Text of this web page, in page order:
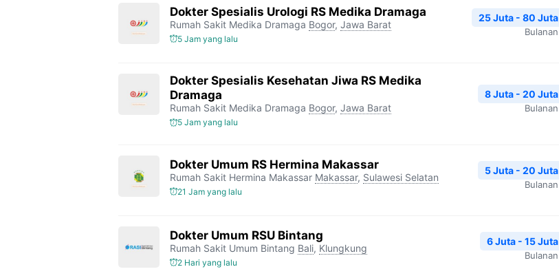
Dokter Spesialis Urologi RS Medika Dramaga
Rumah Sakit Medika Dramaga Bogor, Jawa Barat
5 Jam yang lalu
25 Juta - 80 Juta
Bulanan
Dokter Spesialis Kesehatan Jiwa RS Medika
Dramaga
Rumah Sakit Medika Dramaga Bogor, Jawa Barat
5 Jam yang lalu
8 Juta - 20 Juta
Bulanan
Dokter Umum RS Hermina Makassar
Rumah Sakit Hermina Makassar Makassar, Sulawesi Selatan
21 Jam yang lalu
5 Juta - 20 Juta
Bulanan
Dokter Umum RSU Bintang
Rumah Sakit Umum Bintang Bali, Klungkung
2 Hari yang lalu
6 Juta - 15 Juta
Bulanan